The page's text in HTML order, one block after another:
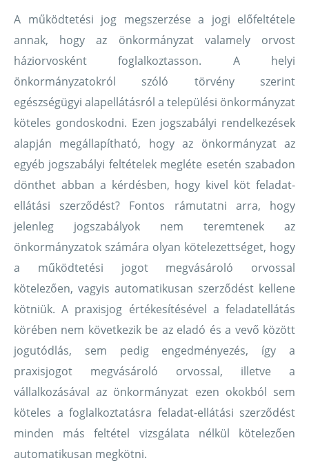
A működtetési jog megszerzése a jogi előfeltétele
annak, hogy az önkormányzat valamely orvost
háziorvosként foglalkoztasson. A helyi
önkormányzatokról szóló törvény szerint
egészségügyi alapellátásról a települési önkormányzat
köteles gondoskodni. Ezen jogszabályi rendelkezések
alapján megállapítható, hogy az önkormányzat az
egyéb jogszabályi feltételek megléte esetén szabadon
dönthet abban a kérdésben, hogy kivel köt feladat-
ellátási szerződést? Fontos rámutatni arra, hogy
jelenleg jogszabályok nem teremtenek az
önkormányzatok számára olyan kötelezettséget, hogy
a működtetési jogot megvásároló orvossal
kötelezően, vagyis automatikusan szerződést kellene
kötniük. A praxisjog értékesítésével a feladatellátás
körében nem következik be az eladó és a vevő között
jogutódlás, sem pedig engedményezés, így a
praxisjogot megvásároló orvossal, illetve a
vállalkozásával az önkormányzat ezen okokból sem
köteles a foglalkoztatásra feladat-ellátási szerződést
minden más feltétel vizsgálata nélkül kötelezően
automatikusan megkötni.